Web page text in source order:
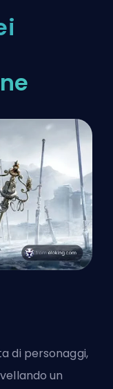
di personaggi,
un